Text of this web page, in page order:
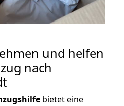
und helfen
nach
bietet eine